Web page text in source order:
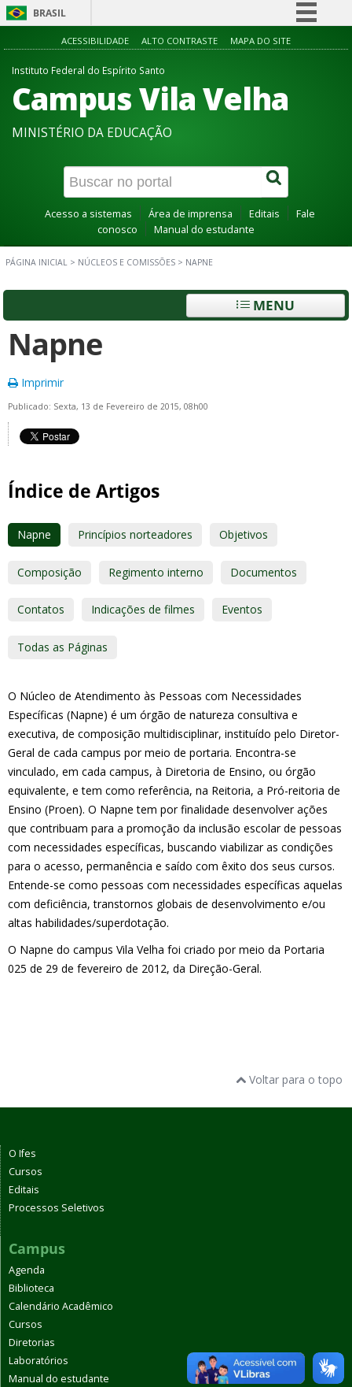
BRASIL
Simplifique!
Participe
Acesso à informação
Canais
ACESSIBILIDADE ALTO CONTRASTE MAPA DO SITE
Instituto Federal do Espírito Santo
Campus Vila Velha
MINISTÉRIO DA EDUCAÇÃO
Acesso a sistemas Área de imprensa Editais
Fale
conosco
Manual do estudante
PÁGINA INICIAL > NÚCLEOS E COMISSÕES > NAPNE
MENU
Napne
Imprimir
Publicado: Sexta, 13 de Fevereiro de 2015, 08h00
Índice de Artigos
Napne Princípios norteadores Objetivos
Composição Regimento interno Documentos
Contatos Indicações de filmes Eventos
Todas as Páginas
O Núcleo de Atendimento às Pessoas com Necessidades
Específicas (Napne) é um órgão de natureza consultiva e
executiva, de composição multidisciplinar, instituído pelo Diretor-
Geral de cada campus por meio de portaria. Encontra-se
vinculado, em cada campus, à Diretoria de Ensino, ou órgão
equivalente, e tem como referência, na Reitoria, a Pró-reitoria de
Ensino (Proen). O Napne tem por finalidade desenvolver ações
que contribuam para a promoção da inclusão escolar de pessoas
com necessidades específicas, buscando viabilizar as condições
para o acesso, permanência e saído com êxito dos seus cursos.
Entende-se como pessoas com necessidades específicas aquelas
com deficiência, transtornos globais de desenvolvimento e/ou
altas habilidades/superdotação.
O Napne do campus Vila Velha foi criado por meio da Portaria
025 de 29 de fevereiro de 2012, da Direção-Geral.
Voltar para o topo
O Ifes
Cursos
Editais
Processos Seletivos
Campus
Agenda
Biblioteca
Calendário Acadêmico
Cursos
Diretorias
Laboratórios
Manual do estudante